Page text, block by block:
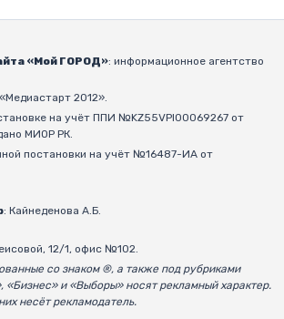
«Мой ГОРОД»: информационное агентство
2012».
на учёт ППИ №KZ55VPI00069267 от
МИОР РК.
постановки на учёт №16487-ИА от
: Кайнеденова А.Б.
12/1, офис №102.
со знаком ®, а также под рубриками
«Бизнес» и «Выборы» носят рекламный характер.
несёт рекламодатель.